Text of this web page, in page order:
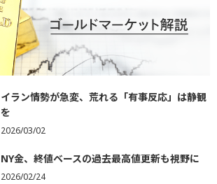
イラン情勢が急変、荒れる「有事反応」は静観
を
2026/03/02
NY金、終値ベースの過去最高値更新も視野に
2026/02/24